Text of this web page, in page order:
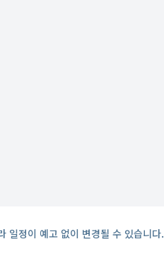
일정이 예고 없이 변경될 수 있습니다.